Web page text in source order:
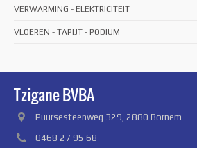
VERWARMING - ELEKTRICITEIT
VLOEREN - TAPIJT - PODIUM
Tzigane BVBA
Puursesteenweg 329, 2880 Bornem
0468 27 95 68